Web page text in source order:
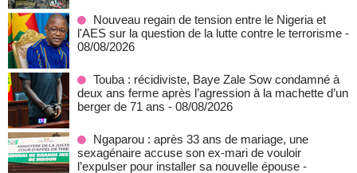
Nouveau regain de tension entre le Nigeria et
l'AES sur la question de la lutte contre le terrorisme -
08/08/2026
Touba : récidiviste, Baye Zale Sow condamné à
deux ans ferme après l’agression à la machette d’un
berger de 71 ans - 08/08/2026
Ngaparou : après 33 ans de mariage, une
sexagénaire accuse son ex-mari de vouloir
l’expulser pour installer sa nouvelle épouse -